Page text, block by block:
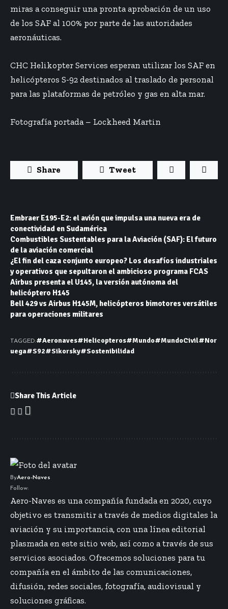
miras a conseguir una pronta aprobación de un uso
de los SAF al 100% por parte de las autoridades
aeronáuticas.
CHC Helikopter Services esperan utilizar los SAF en
helicópteros S-92 destinados al traslado de personal
para las plataformas de petróleo y gas en alta mar.
Fotografía portada – Lockheed Martin
Share Tweet
Embraer E195-E2: el avión que impulsa una nueva era de
conectividad en Sudamérica
Combustibles Sustentables para la Aviación (SAF): El futuro
de la aviación comercial
¿El fin del caza conjunto europeo? Los desafíos industriales
y operativos que sepultaron el ambicioso programa FCAS
Airbus presenta el U145, la versión autónoma del
helicóptero H145
Bell 429 vs Airbus H145M, helicópteros bimotores versátiles
para operaciones militares
TAGGED:#Aeronaves#Helicopteros#Mundo#MundoCivil#Nor
uega#S92#Sikorsky#Sostenibilidad
Share This Article
ByAero-Naves
Follow:
Aero-Naves es una compañía fundada en 2020, cuyo
objetivo es transmitir a través de medios digitales la
aviación y su importancia, con una línea editorial
plasmada en este sitio web, así como a través de sus
servicios asociados. Ofrecemos soluciones para tu
compañía en el ámbito de las comunicaciones,
difusión, redes sociales, fotografía, audiovisual y
soluciones gráficas.